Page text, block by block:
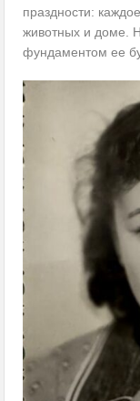
праздности:
животных и доме.
фундаментом ее